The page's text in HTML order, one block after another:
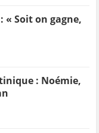
« Soit on gagne,
: Noémie,